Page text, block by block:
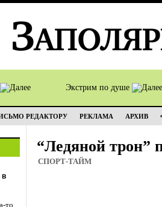
Экстрим по душе
РЕДАКТОРУ РЕКЛАМА АРХИВ
в
то
“Ледяной трон”
СПОРТ-ТАЙМ